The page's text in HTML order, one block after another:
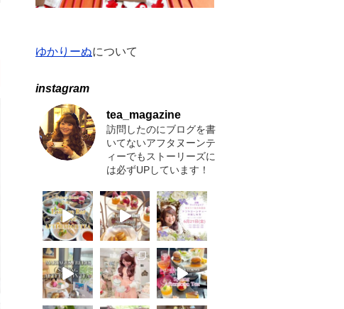
ゆかりーぬについて
instagram
tea_magazine
訪問したのにブログを書
いてないアフタヌーンテ
ィーでもストーリーズに
は必ずUPしています！